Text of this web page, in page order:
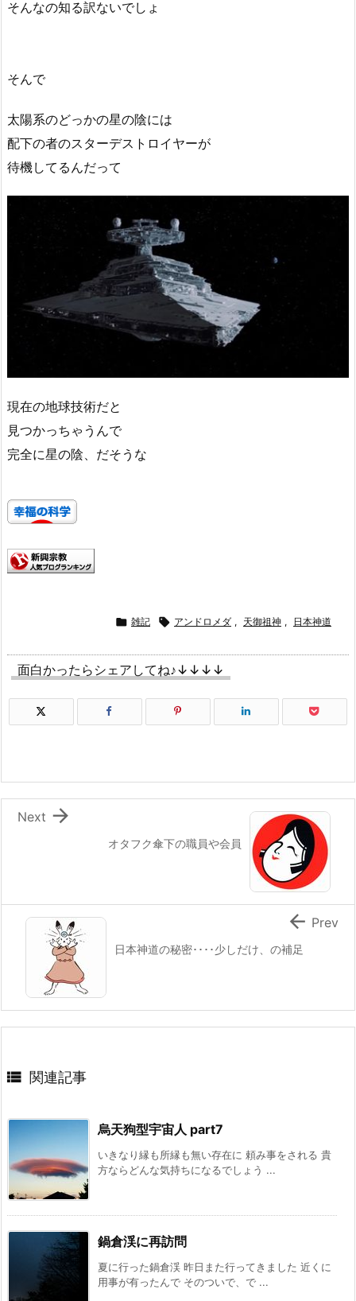
そんなの知る訳ないでしょ
そんで
太陽系のどっかの星の陰には
配下の者のスターデストロイヤーが
待機してるんだって
現在の地球技術だと
見つかっちゃうんで
完全に星の陰、だそうな
 雑記  アンドロメダ , 天御祖神 , 日本神道
面白かったらシェアしてね♪↓↓↓↓
オタフク傘下の職員や会員

Next
日本神道の秘密････少しだけ、の補足
 Prev
 関連記事
烏天狗型宇宙人 part7
いきなり縁も所縁も無い存在に 頼み事をされる 貴
方ならどんな気持ちになるでしょう ...
鍋倉渓に再訪問
夏に行った鍋倉渓 昨日また行ってきました 近くに
用事が有ったんで そのついで、で ...